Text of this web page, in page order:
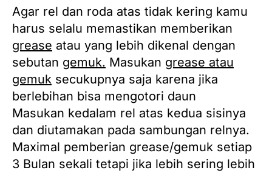
Agar rel dan roda atas tidak kering kamu
harus selalu memastikan memberikan
grease atau yang lebih dikenal dengan
sebutan gemuk. Masukan grease atau
gemuk secukupnya saja karena jika
berlebihan bisa mengotori daun
Masukan kedalam rel atas kedua sisinya
dan diutamakan pada sambungan relnya.
Maximal pemberian grease/gemuk setiap
3 Bulan sekali tetapi jika lebih sering lebih